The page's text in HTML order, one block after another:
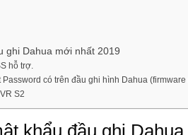
ghi Dahua mới nhất 2019
hỗ trợ.
có trên đầu ghi hình Dahua (firmware
S2
khẩu đầu ghi